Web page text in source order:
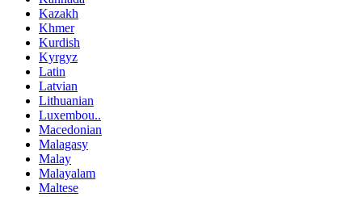
Kazakh
Khmer
Kurdish
Kyrgyz
Latin
Latvian
Lithuanian
Luxembou..
Macedonian
Malagasy
Malay
Malayalam
Maltese